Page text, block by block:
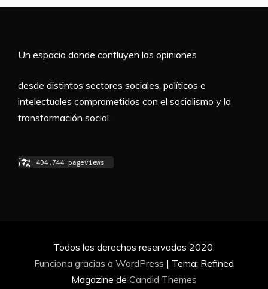
Un espacio donde confluyen las opiniones
desde distintos sectores sociales, políticos e
intelectuales comprometidos con el socialismo y la
transformación social.
Todos los derechos reservados 2020.
Funciona gracias a WordPress | Tema: Refined
Magazine de Candid Themes